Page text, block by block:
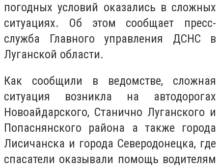
погодных условий оказались в сложных
ситуациях. Об этом сообщает пресс-
служба Главного управления ДСНС в
Луганской области.
Как сообщили в ведомстве, сложная
ситуация возникла на автодорогах
Новоайдарского, Станично Луганского и
Попаснянского района а также города
Лисичанска и города Северодонецка, где
спасатели оказывали помощь водителям